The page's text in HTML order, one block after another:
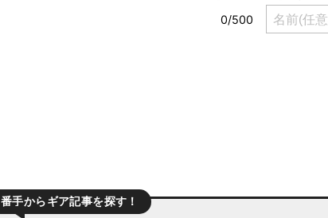
番手からギア記事を探す！